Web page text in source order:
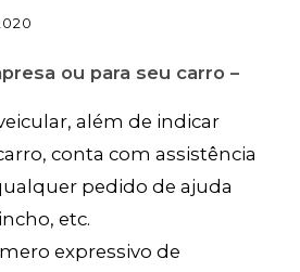
ou para seu carro –
além de indicar
conta com assistência
pedido de ajuda
etc.
expressivo de